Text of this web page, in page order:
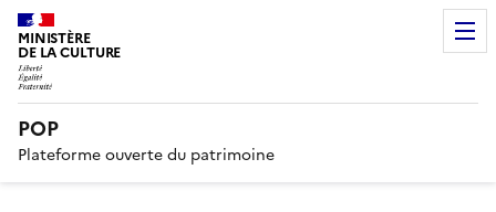
MINISTÈRE
DE LA CULTURE
POP
Plateforme ouverte du patrimoine